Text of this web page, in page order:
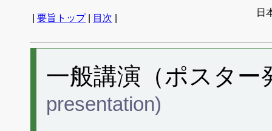
要旨トップ| 目次
日
一般講演（ポスタ
presentation)